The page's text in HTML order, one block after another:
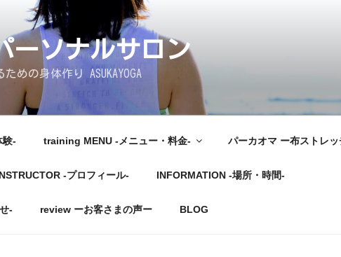
ーソナルサロン
の身体作り ASUKAYOGA
験- training MENU -メニュー・料金- パーカオマ ー布ストレッ
-プロフィール- INFORMATION -場所・時間-
- review ーお客さまの声ー BLOG